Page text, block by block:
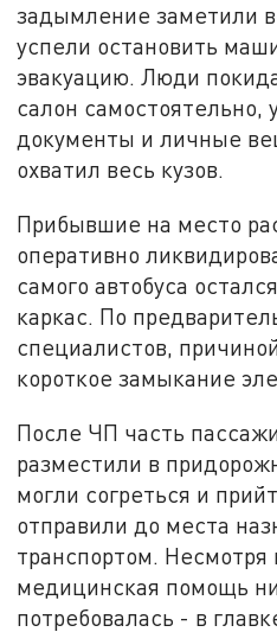
задымление заметили
успели остановить
эвакуацию. Люди
салон самостоятельно,
документы и личные
охватил весь кузов.
Прибывшие на место
оперативно
самого автобуса
каркас. По
специалистов,
короткое замыкание
После ЧП часть
разместили в
могли согреться и
отправили до места
транспортом.
медицинская помощь
потребовалась - в